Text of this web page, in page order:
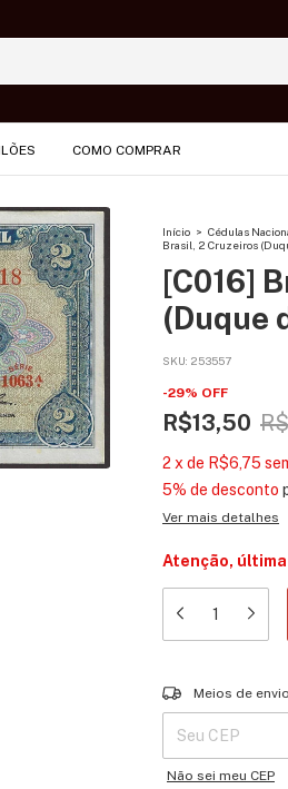
COMO COMPRAR
Início > Cédulas
Brasil, 2 Cruzeiros
[C016]
(Duque
SKU: 253557
-29% OFF
R$13,50
2 x de R$6,75
5% de desconto
Ver mais detalhes
Atenção, última
Entregas para o
Meios de envio
Não sei meu CEP